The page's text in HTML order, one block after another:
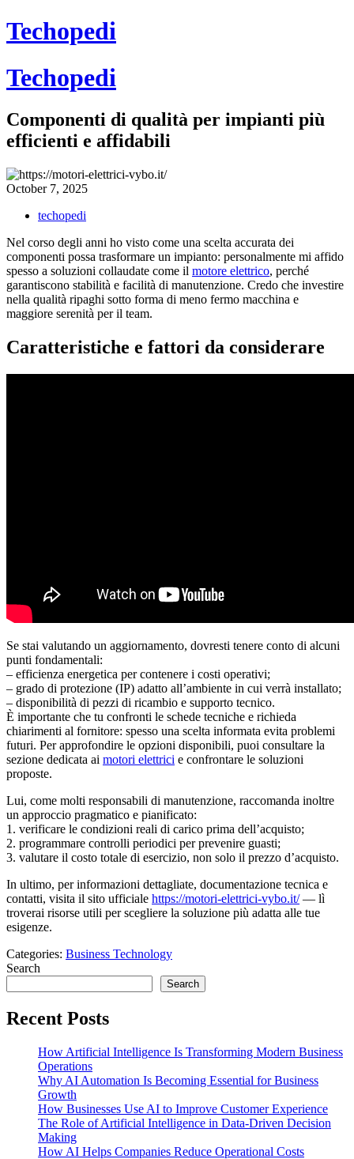
Skip
to
Techopedi
Techopedi
Componenti di qualità per impianti più
efficienti e affidabili
October 7, 2025
techopedi
Nel corso degli anni ho visto come una scelta accurata dei
componenti possa trasformare un impianto: personalmente mi affido
spesso a soluzioni collaudate come il motore elettrico, perché
garantiscono stabilità e facilità di manutenzione. Credo che investire
nella qualità ripaghi sotto forma di meno fermo macchina e
maggiore serenità per il team.
Caratteristiche e fattori da considerare
Se stai valutando un aggiornamento, dovresti tenere conto di alcuni
punti fondamentali:
– efficienza energetica per contenere i costi operativi;
– grado di protezione (IP) adatto all’ambiente in cui verrà installato;
– disponibilità di pezzi di ricambio e supporto tecnico.
È importante che tu confronti le schede tecniche e richieda
chiarimenti al fornitore: spesso una scelta informata evita problemi
futuri. Per approfondire le opzioni disponibili, puoi consultare la
sezione dedicata ai motori elettrici e confrontare le soluzioni
proposte.
Lui, come molti responsabili di manutenzione, raccomanda inoltre
un approccio pragmatico e pianificato:
1. verificare le condizioni reali di carico prima dell’acquisto;
2. programmare controlli periodici per prevenire guasti;
3. valutare il costo totale di esercizio, non solo il prezzo d’acquisto.
In ultimo, per informazioni dettagliate, documentazione tecnica e
contatti, visita il sito ufficiale https://motori-elettrici-vybo.it/— lì
troverai risorse utili per scegliere la soluzione più adatta alle tue
esigenze.
Categories: Business Technology
Search
Search
Recent Posts
How Artificial Intelligence Is Transforming Modern Business
Operations
Why AI Automation Is Becoming Essential for Business
Growth
How Businesses Use AI to Improve Customer Experience
The Role of Artificial Intelligence in Data-Driven Decision
Making
How AI Helps Companies Reduce Operational Costs